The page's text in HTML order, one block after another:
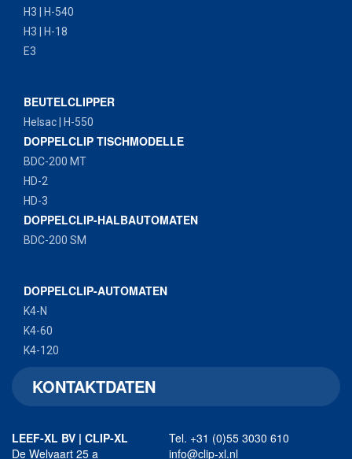
H3 | H-540
H3 | H-18
E3
BEUTELCLIPPER
Helsac | H-550
DOPPELCLIP TISCHMODELLE
BDC-200 MT
HD-2
HD-3
DOPPELCLIP-HALBAUTOMATEN
BDC-200 SM
DOPPELCLIP-AUTOMATEN
K4-N
K4-60
K4-120
KONTAKTDATEN
LEEF-XL BV | CLIP-XL
Tel. +31 (0)55 3030 610
De Welvaart 25 a
info@clip-xl.nl